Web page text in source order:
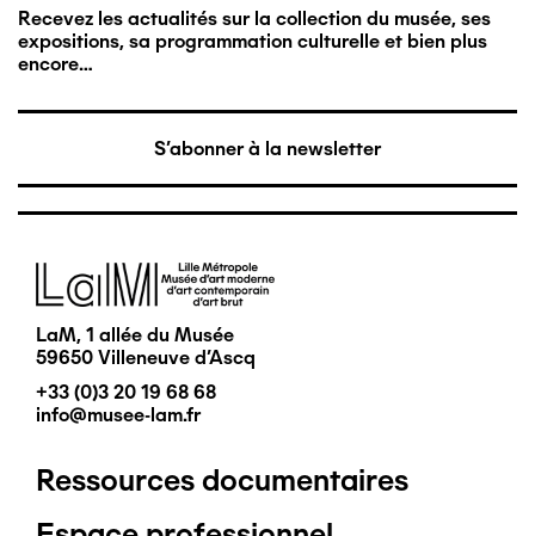
Recevez les actualités sur la collection du musée, ses
expositions, sa programmation culturelle et bien plus
encore…
S'abonner à la newsletter
Image
LaM, 1 allée du Musée
59650 Villeneuve d'Ascq
+33 (0)3 20 19 68 68
info@musee-lam.fr
Pied
Ressources documentaires